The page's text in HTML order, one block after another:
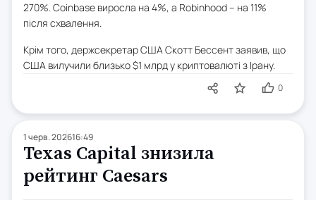
270%. Coinbase виросла на 4%, а Robinhood – на 11%
після схвалення.
Крім того, держсекретар США Скотт Бессент заявив, що
США вилучили близько $1 млрд у криптовалюті з Ірану.
0
1 черв. 202616:49
Texas Capital знизила
рейтинг Caesars